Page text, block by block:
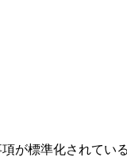
が標準化されてい